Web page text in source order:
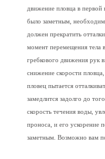
движение пловца в первой
было заметным,
должен прекратить
момент перемещения тела
гребкового движения рук
снижение скорости
пловец пытается
замедлится задолго до
скорость течения воды,
проноса, и его ускорение
заметным. Возможно вам